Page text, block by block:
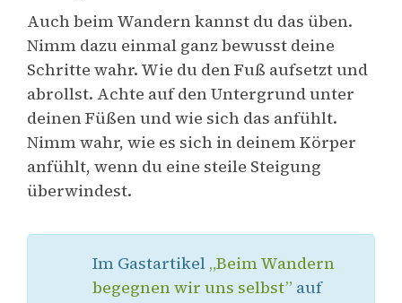
Auch beim Wandern kannst du das üben.
Nimm dazu einmal ganz bewusst deine
Schritte wahr. Wie du den Fuß aufsetzt und
abrollst. Achte auf den Untergrund unter
deinen Füßen und wie sich das anfühlt.
Nimm wahr, wie es sich in deinem Körper
anfühlt, wenn du eine steile Steigung
überwindest.
Im Gastartikel „Beim Wandern
begegnen wir uns selbst” auf